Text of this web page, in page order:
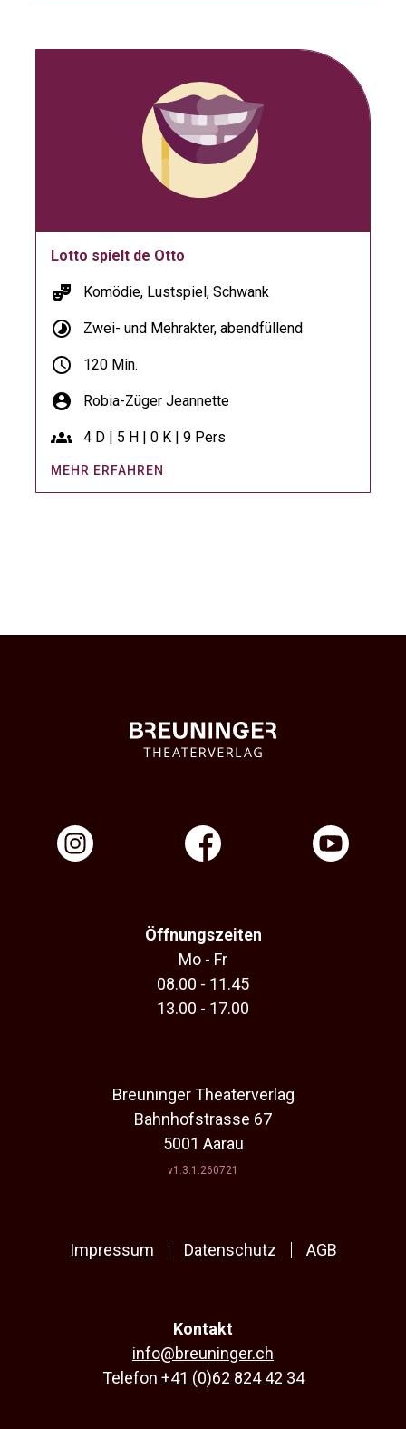
Lotto spielt de Otto
theater_comedy Komödie, Lustspiel, Schwank
timelapse Zwei- und Mehrakter, abendfüllend
schedule 120 Min.
account_circle Robia-Züger Jeannette
groups 4 D | 5 H | 0 K | 9 Pers
MEHR ERFAHREN
Öffnungszeiten
Mo - Fr
08.00 - 11.45
13.00 - 17.00
Breuninger Theaterverlag
Bahnhofstrasse 67
5001 Aarau
v1.3.1.260721
Impressum Datenschutz AGB
Kontakt
info@breuninger.ch
Telefon +41 (0)62 824 42 34